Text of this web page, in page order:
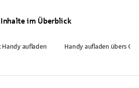
im Überblick
Handy aufladen Handy aufladen übers